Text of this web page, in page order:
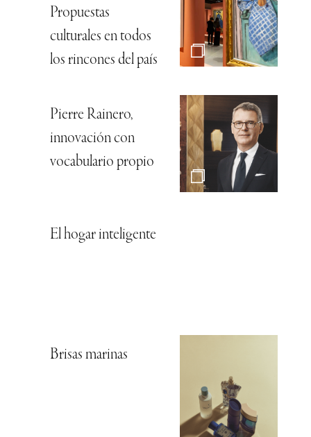
Propuestas
culturales en todos
los rincones del país
Pierre Rainero,
innovación con
vocabulario propio
El hogar inteligente
Brisas marinas